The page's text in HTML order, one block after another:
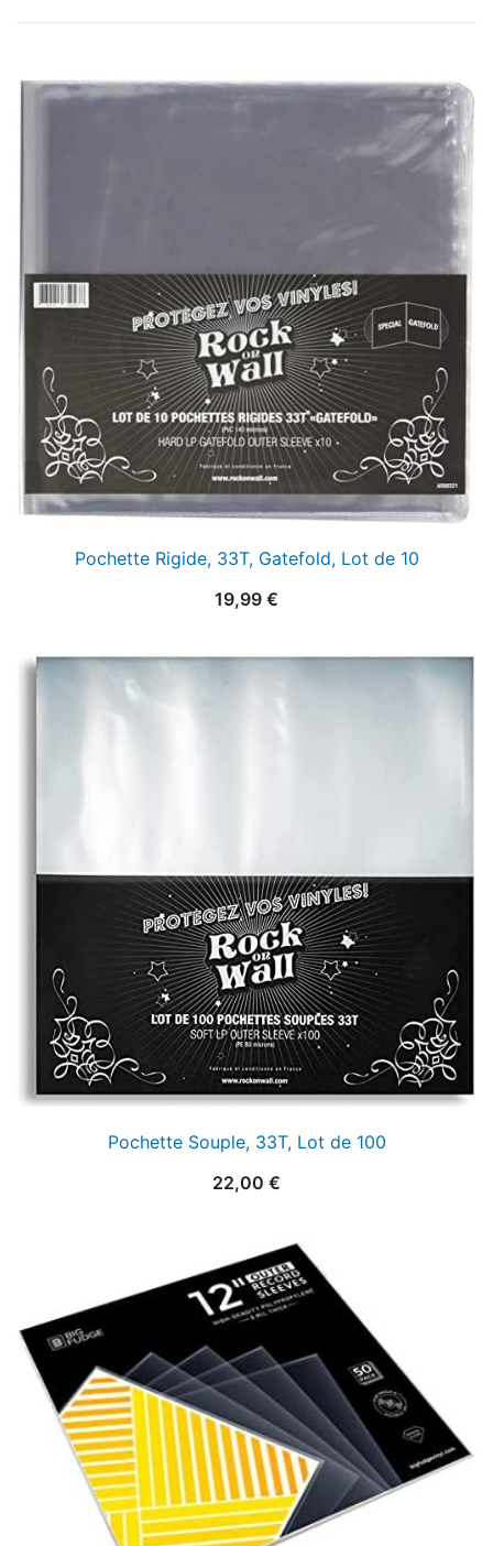
Pochette Rigide, 33T, Gatefold, Lot de 10
19,99 €
Pochette Souple, 33T, Lot de 100
22,00 €